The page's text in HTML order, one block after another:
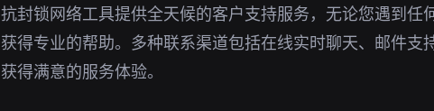
抗封锁网络工具提供全天候的客户支持服务，无论您遇到任
获得专业的帮助。多种联系渠道包括在线实时聊天、邮件
获得满意的服务体验。